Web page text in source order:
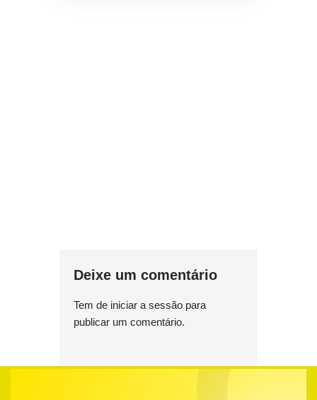
Deixe um comentário
Tem de iniciar a sessão para
publicar um comentário.